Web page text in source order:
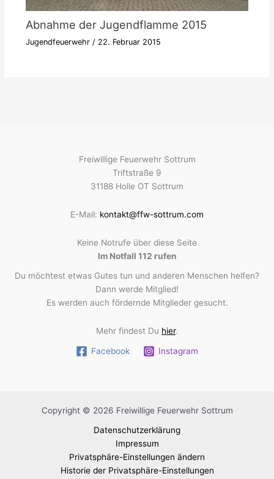
Abnahme der Jugendflamme 2015
Jugendfeuerwehr/ 22. Februar 2015
Freiwillige Feuerwehr Sottrum
Triftstraße 9
31188 Holle OT Sottrum
E-Mail: kontakt@ffw-sottrum.com
Keine Notrufe über diese Seite
Im Notfall 112 rufen
Du möchtest etwas Gutes tun und anderen Menschen helfen?
Dann werde Mitglied!
Es werden auch fördernde Mitglieder gesucht.
Mehr findest Du hier.
Facebook Instagram
Copyright © 2026 Freiwillige Feuerwehr Sottrum
Datenschutzerklärung
Impressum
Privatsphäre-Einstellungen ändern
Historie der Privatsphäre-Einstellungen